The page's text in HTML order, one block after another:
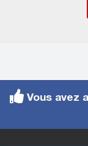
Vous avez